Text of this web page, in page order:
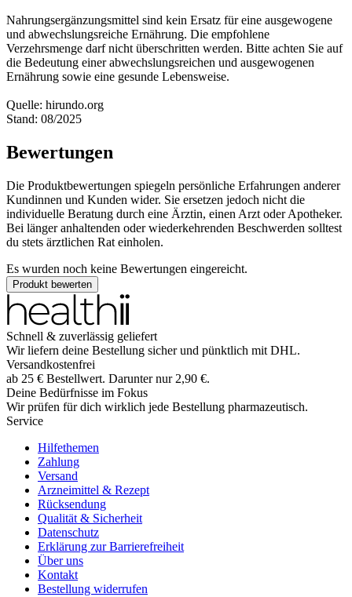
Nahrungsergänzungsmittel sind kein Ersatz für eine ausgewogene
und abwechslungsreiche Ernährung. Die empfohlene
Verzehrsmenge darf nicht überschritten werden. Bitte achten Sie auf
die Bedeutung einer abwechslungsreichen und ausgewogenen
Ernährung sowie eine gesunde Lebensweise.
Quelle: hirundo.org
Stand: 08/2025
Bewertungen
Die Produktbewertungen spiegeln persönliche Erfahrungen anderer
Kundinnen und Kunden wider. Sie ersetzen jedoch nicht die
individuelle Beratung durch eine Ärztin, einen Arzt oder Apotheker.
Bei länger anhaltenden oder wiederkehrenden Beschwerden solltest
du stets ärztlichen Rat einholen.
Es wurden noch keine Bewertungen eingereicht.
Produkt bewerten
Schnell & zuverlässig geliefert
Wir liefern deine Bestellung sicher und pünktlich mit DHL.
Versandkostenfrei
ab 25 € Bestellwert. Darunter nur 2,90 €.
Deine Bedürfnisse im Fokus
Wir prüfen für dich wirklich jede Bestellung pharmazeutisch.
Service
Hilfethemen
Zahlung
Versand
Arzneimittel & Rezept
Rücksendung
Qualität & Sicherheit
Datenschutz
Erklärung zur Barrierefreiheit
Über uns
Kontakt
Bestellung widerrufen